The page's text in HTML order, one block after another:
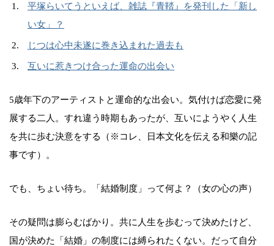
平塚らいてうといえば、雑誌『青鞜』を発刊した「新し
い女」？
じつは心中未遂に巻き込まれた過去も
互いに惹きつけ合った運命の出会い
5歳年下のアーティストと運命的な出会い。気付けば恋愛に発
展する二人。すれ違う時期もあったが、互いにようやく人生
を共に歩む決意をする（※コレ、日本文化を伝える和樂の記
事です）。
でも、ちょい待ち。「結婚制度」って何よ？（女の心の声）
その疑問は膨らむばかり。共に人生を歩むって決めたけど、
国が決めた「結婚」の制度には縛られたくない。だって自分